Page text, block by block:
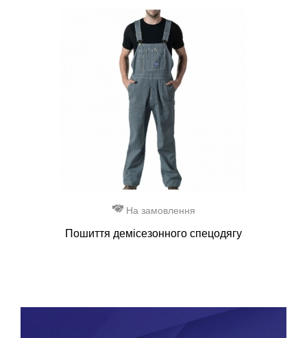
На замовлення
Пошиття демісезонного спецодягу